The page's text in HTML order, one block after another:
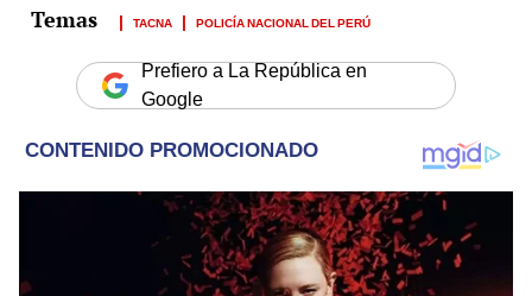
TACNA POLICÍA NACIONAL DEL PERÚ
Prefiero a La República en
Google